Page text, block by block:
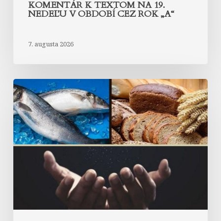
KOMENTÁR K TEXTOM NA 19.
NEDEĽU V OBDOBÍ CEZ ROK „A“
7. augusta 2026
Komentár
k
textom
na
18.
nedeľu
„A“